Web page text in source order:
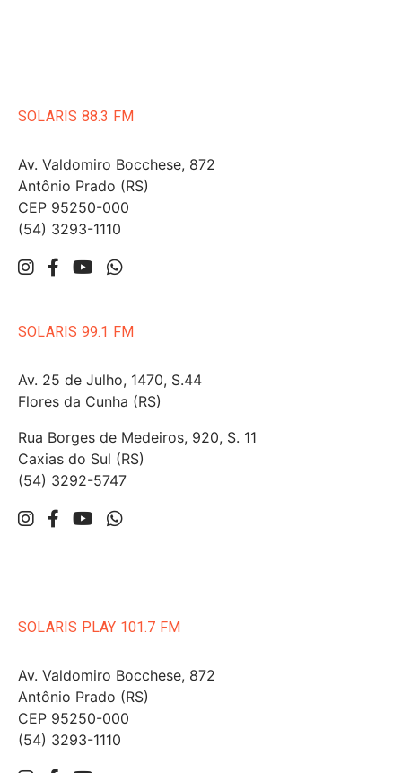
SOLARIS 88.3 FM
Av. Valdomiro Bocchese, 872
Antônio Prado (RS)
CEP 95250-000
(54) 3293-1110
SOLARIS 99.1 FM
Av. 25 de Julho, 1470, S.44
Flores da Cunha (RS)
Rua Borges de Medeiros, 920, S. 11
Caxias do Sul (RS)
(54) 3292-5747
SOLARIS PLAY 101.7 FM
Av. Valdomiro Bocchese, 872
Antônio Prado (RS)
CEP 95250-000
(54) 3293-1110